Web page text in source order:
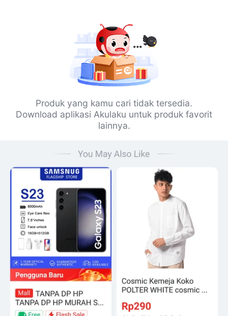
Produk yang kamu cari tidak tersedia.
Download aplikasi Akulaku untuk produk favorit
lainnya.